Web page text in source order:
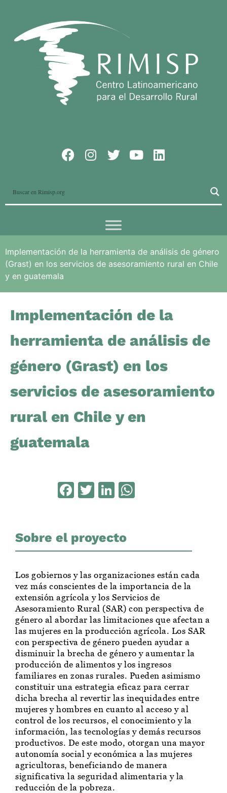
Implementación de la herramienta de análisis de género
(Grast) en los servicios de asesoramiento rural en Chile
y en guatemala
Implementación de la
herramienta de análisis de
género (Grast) en los
servicios de asesoramiento
rural en Chile y en
guatemala
Facebook
TwitterLinkedIn
Sobre el proyecto
Los gobiernos y las organizaciones están cada
vez más conscientes de la importancia de la
extensión agrícola y los Servicios de
Asesoramiento Rural (SAR) con perspectiva de
género al abordar las limitaciones que afectan a
las mujeres en la producción agrícola. Los SAR
con perspectiva de género pueden ayudar a
disminuir la brecha de género y aumentar la
producción de alimentos y los ingresos
familiares en zonas rurales. Pueden asimismo
constituir una estrategia eficaz para cerrar
dicha brecha al revertir las inequidades entre
mujeres y hombres en cuanto al acceso y al
control de los recursos, el conocimiento y la
información, las tecnologías y demás recursos
productivos. De este modo, otorgan una mayor
autonomía social y económica a las mujeres
agricultoras, beneficiando de manera
significativa la seguridad alimentaria y la
reducción de la pobreza.